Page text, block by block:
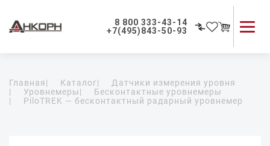
8 800 333-43-14
+7(495)843-50-93
Применение приборов
Как мы работаем
Главная| Каталог|
Датчики измерения уровня
|
Уровнемеры|
Бесконтактные уровнемеры
|
PiloTREK — бесконтактный радарный уровнемер